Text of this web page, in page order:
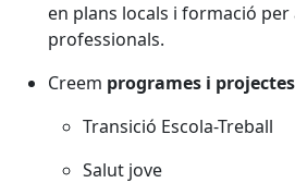
en plans locals i formació per
professionals.
Creem programes i
Transició Escola-Treball
Salut jove